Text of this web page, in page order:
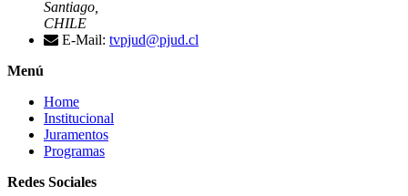
Santiago,
CHILE
E-Mail: tvpjud@pjud.cl
Menú
Home
Institucional
Juramentos
Programas
Redes Sociales